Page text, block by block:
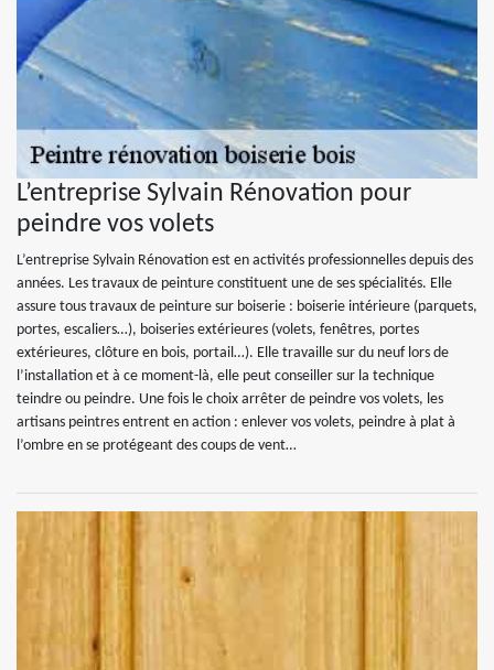
L’entreprise Sylvain Rénovation pour
peindre vos volets
L’entreprise Sylvain Rénovation est en activités professionnelles depuis des
années. Les travaux de peinture constituent une de ses spécialités. Elle
assure tous travaux de peinture sur boiserie : boiserie intérieure (parquets,
portes, escaliers…), boiseries extérieures (volets, fenêtres, portes
extérieures, clôture en bois, portail…). Elle travaille sur du neuf lors de
l’installation et à ce moment-là, elle peut conseiller sur la technique
teindre ou peindre. Une fois le choix arrêter de peindre vos volets, les
artisans peintres entrent en action : enlever vos volets, peindre à plat à
l’ombre en se protégeant des coups de vent…